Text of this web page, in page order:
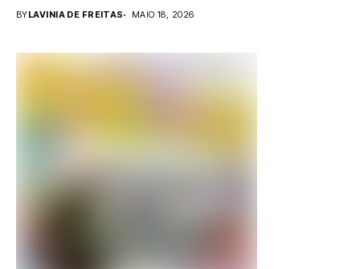
BYLAVINIA DE FREITAS MAIO 18, 2026